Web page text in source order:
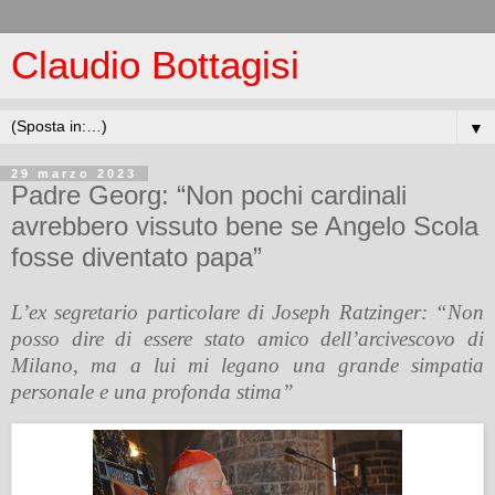
Claudio Bottagisi
▼
29 marzo 2023
Padre Georg: “Non pochi cardinali
avrebbero vissuto bene se Angelo Scola
fosse diventato papa”
L’ex segretario particolare di Joseph Ratzinger: “Non
posso dire di essere stato amico dell’arcivescovo di
Milano, ma a lui mi legano una grande simpatia
personale e una profonda stima”